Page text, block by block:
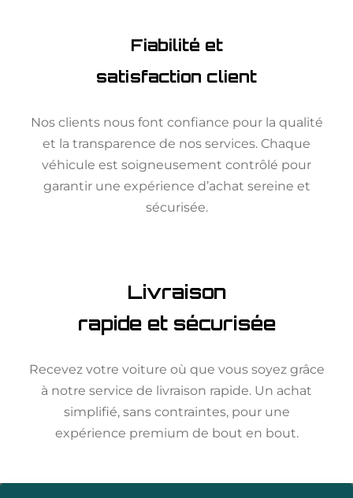
Fiabilité et
satisfaction client
Nos clients nous font confiance pour la qualité
et la transparence de nos services. Chaque
véhicule est soigneusement contrôlé pour
garantir une expérience d’achat sereine et
sécurisée.
Livraison
rapide et sécurisée
Recevez votre voiture où que vous soyez grâce
à notre service de livraison rapide. Un achat
simplifié, sans contraintes, pour une
expérience premium de bout en bout.